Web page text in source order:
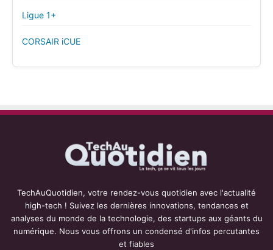
Ligue 1+
CORSAIR iCUE
TechAuQuotidien, votre rendez-vous quotidien avec l'actualité
high-tech ! Suivez les dernières innovations, tendances et
analyses du monde de la technologie, des startups aux géants du
numérique. Nous vous offrons un condensé d'infos percutantes
et fiables